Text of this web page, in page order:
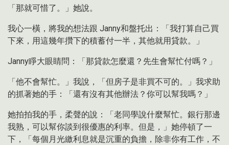
「那就可惜了。」她說。
我心一橫，將我的想法跟 Janny和盤托出：「我打算自己買
下來，用這幾年攢下的積蓄付一半，其他就用貸款。」
Janny睜大眼睛問：「那貸款怎麼還？先生會幫忙付嗎？」
「他不會幫忙。」我說，「但房子是非買不可的。」我求助
的抓著她的手：「還有沒有其他辦法？你可以幫我嗎？」
她拍拍我的手，柔聲的說：「老同學說什麼幫忙。銀行那邊
我熟，可以幫你談到很優惠的利率。但是，」她停頓了一
下，「每個月光繳利息就是沉重的負擔，除非你有工作，不